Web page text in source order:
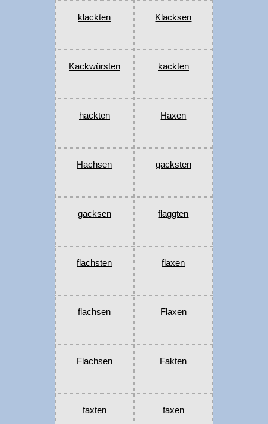
klackten Klacksen
Kackwürsten kackten
hackten Haxen
Hachsen gacksten
gacksen flaggten
flachsten flaxen
flachsen Flaxen
Flachsen Fakten
faxten faxen